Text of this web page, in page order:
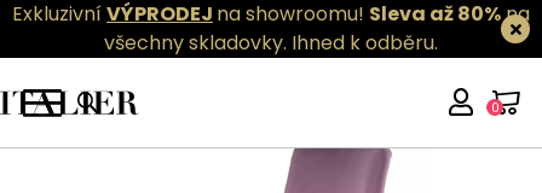
ExkluzivníVÝPRODEJ na showroomu! Sleva až 80%na
všechny skladovky. Ihned k odběru.
0